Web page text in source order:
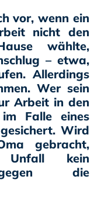
vor, wenn ein
nicht den
wählte,
– etwa,
Allerdings
Wer sein
Arbeit in den
Falle eines
Wird
gebracht,
kein
gegen die